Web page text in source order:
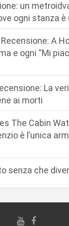
un
ogni stanza è
A
e ogni “Mi
La
ai morti
The Cabin
è l’unica
senza che